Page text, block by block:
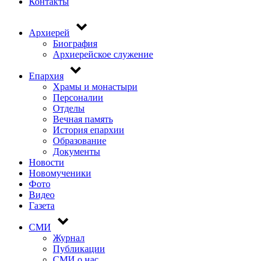
Основная
навигация
Архиерей
Биография
Архиерейское служение
Епархия
Храмы и монастыри
Персоналии
Отделы
Вечная память
История епархии
Образование
Документы
Новости
Новомученики
Фото
Видео
Газета
СМИ
Журнал
Публикации